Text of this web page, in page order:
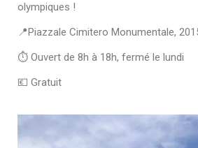
olympiques !
📍Piazzale Cimitero Monumentale,
⏱ Ouvert de 8h à 18h, fermé le lundi
💶 Gratuit